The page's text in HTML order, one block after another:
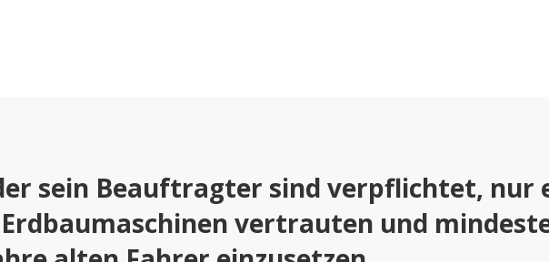
sein Beauftragter sind verpflichtet, nur
vertrauten und